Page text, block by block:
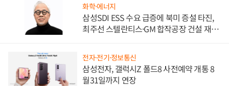
화학·에너지
삼성SDI ESS 수요 급증에 북미 증설 타진,
최주선 스텔란티스·GM 합작공장 건설 재추
전자·전기·정보통신
삼성전자, 갤럭시Z 폴드8 사전예약 개통 8
월31일까지 연장